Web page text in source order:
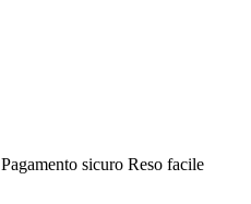
Pagamento sicuro Reso facile